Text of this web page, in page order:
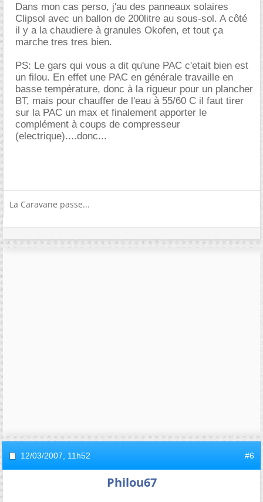
Dans mon cas perso, j'au des panneaux solaires
Clipsol avec un ballon de 200litre au sous-sol. A côté
il y a la chaudiere à granules Okofen, et tout ça
marche tres tres bien.
PS: Le gars qui vous a dit qu'une PAC c'etait bien est
un filou. En effet une PAC en générale travaille en
basse température, donc à la rigueur pour un plancher
BT, mais pour chauffer de l'eau à 55/60 C il faut tirer
sur la PAC un max et finalement apporter le
complément à coups de compresseur
(electrique)....donc...
La Caravane passe...
12/03/2007, 11h52 #6
Philou67